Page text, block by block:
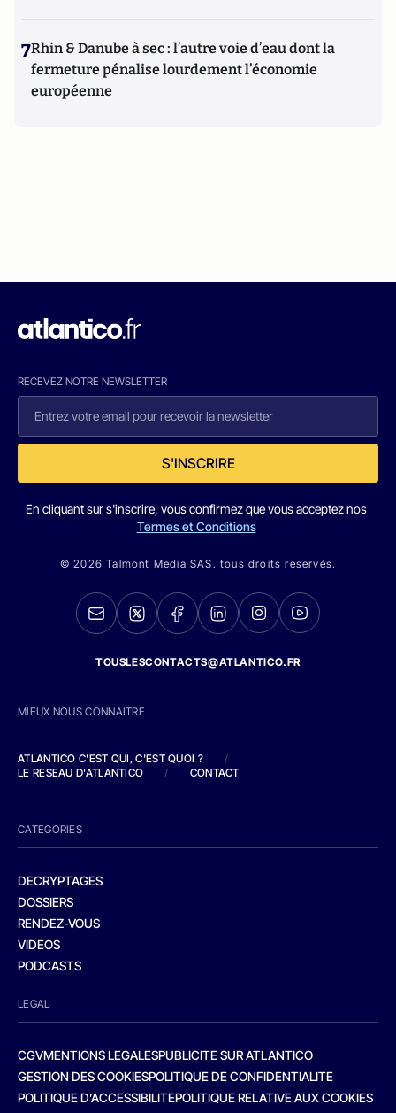
7Rhin & Danube à sec : l’autre voie d’eau dont la
fermeture pénalise lourdement l’économie
européenne
RECEVEZ NOTRE NEWSLETTER
S'INSCRIRE
En cliquant sur s'inscrire, vous confirmez que vous acceptez nos
Termes et Conditions
© 2026 Talmont Media SAS. tous droits réservés.
TOUSLESCONTACTS@ATLANTICO.FR
MIEUX NOUS CONNAITRE
ATLANTICO C'EST QUI, C'EST QUOI ?
/
LE RESEAU D'ATLANTICO
/ CONTACT
CATEGORIES
DECRYPTAGES
DOSSIERS
RENDEZ-VOUS
VIDEOS
PODCASTS
LEGAL
CGVMENTIONS LEGALESPUBLICITE SUR ATLANTICO
GESTION DES COOKIESPOLITIQUE DE CONFIDENTIALITE
POLITIQUE D’ACCESSIBILITEPOLITIQUE RELATIVE AUX COOKIES